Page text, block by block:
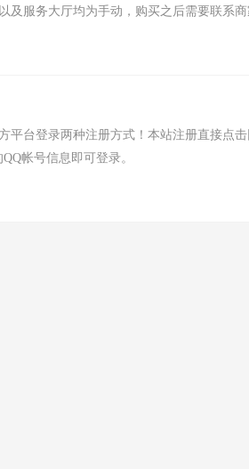
及服务大厅均为手动，购买之后需要联系商
平台登录两种注册方式！本站注册直接点
帐号信息即可登录。